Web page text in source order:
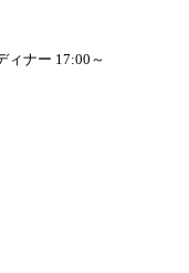
ィナー 17:00～